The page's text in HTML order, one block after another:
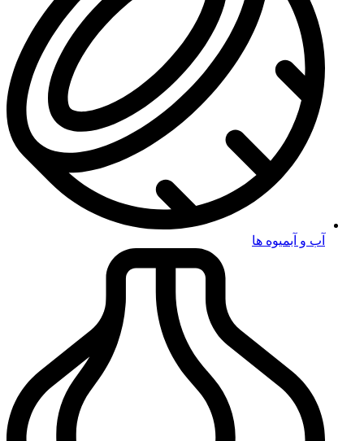
آب و آبمیوه ها